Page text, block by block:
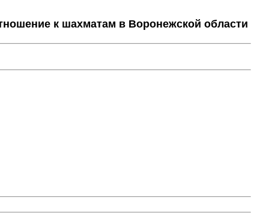
к шахматам в Воронежской области